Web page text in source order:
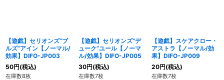
【遊戯】セリオンズ“ブ
ルズ”アイン【ノーマル/
効果】DIFO-JP003
50円(税込)
在庫数8枚
【遊戯】セリオンズ“デ
ューク”ユール【ノーマ
ル/効果】DIFO-JP005
30円(税込)
在庫数7枚
【遊戯】スケアクロー・
アストラ【ノーマル/効
果】DIFO-JP009
20円(税込)
在庫数7枚